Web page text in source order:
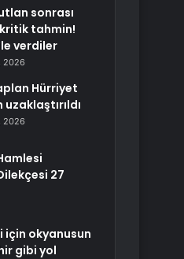
sonrası
tahmin!
verdiler
2026
Hürriyet
2026
27
için okyanusun
gibi yol